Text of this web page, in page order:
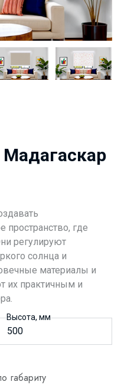
Мадагаскар
пространство, где
регулируют
солнца и
материалы и
их практичным и
Высота, мм
габариту